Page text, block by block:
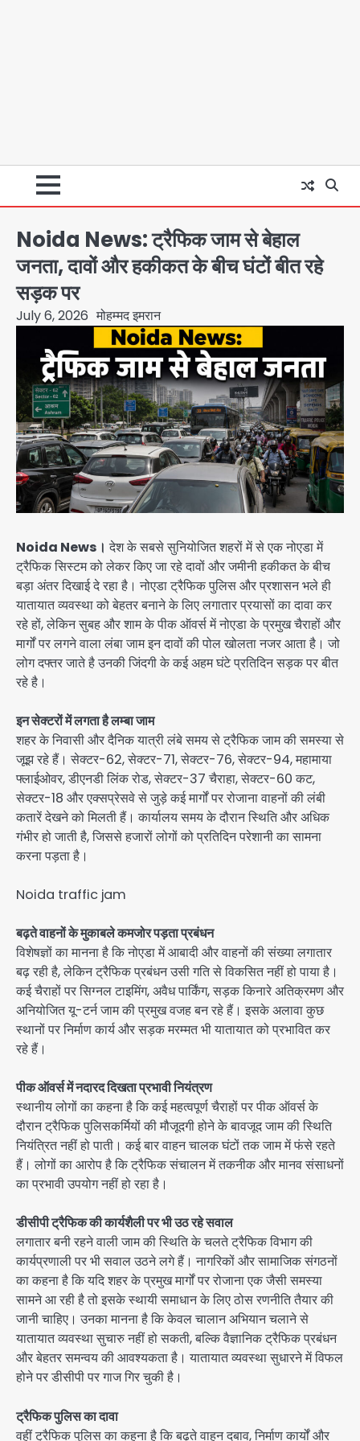
Noida News: ट्रैफिक जाम से बेहाल
जनता, दावों और हकीकत के बीच घंटों बीत रहे
सड़क पर
July 6, 2026 मोहम्मद इमरान
Noida News। देश के सबसे सुनियोजित शहरों में से एक नोएडा में
ट्रैफिक सिस्टम को लेकर किए जा रहे दावों और जमीनी हकीकत के बीच
बड़ा अंतर दिखाई दे रहा है। नोएडा ट्रैफिक पुलिस और प्रशासन भले ही
यातायात व्यवस्था को बेहतर बनाने के लिए लगातार प्रयासों का दावा कर
रहे हों, लेकिन सुबह और शाम के पीक ऑवर्स में नोएडा के प्रमुख चैराहों और
मार्गों पर लगने वाला लंबा जाम इन दावों की पोल खोलता नजर आता है। जो
लोग दफ्तर जाते है उनकी जिंदगी के कई अहम घंटे प्रतिदिन सड़क पर बीत
रहे है।
इन सेक्टरों में लगता है लम्बा जाम
शहर के निवासी और दैनिक यात्री लंबे समय से ट्रैफिक जाम की समस्या से
जूझ रहे हैं। सेक्टर-62, सेक्टर-71, सेक्टर-76, सेक्टर-94, महामाया
फ्लाईओवर, डीएनडी लिंक रोड, सेक्टर-37 चैराहा, सेक्टर-60 कट,
सेक्टर-18 और एक्सप्रेसवे से जुड़े कई मार्गों पर रोजाना वाहनों की लंबी
कतारें देखने को मिलती हैं। कार्यालय समय के दौरान स्थिति और अधिक
गंभीर हो जाती है, जिससे हजारों लोगों को प्रतिदिन परेशानी का सामना
करना पड़ता है।
Noida traffic jam
बढ़ते वाहनों के मुकाबले कमजोर पड़ता प्रबंधन
विशेषज्ञों का मानना है कि नोएडा में आबादी और वाहनों की संख्या लगातार
बढ़ रही है, लेकिन ट्रैफिक प्रबंधन उसी गति से विकसित नहीं हो पाया है।
कई चैराहों पर सिग्नल टाइमिंग, अवैध पार्किंग, सड़क किनारे अतिक्रमण और
अनियोजित यू-टर्न जाम की प्रमुख वजह बन रहे हैं। इसके अलावा कुछ
स्थानों पर निर्माण कार्य और सड़क मरम्मत भी यातायात को प्रभावित कर
रहे हैं।
पीक ऑवर्स में नदारद दिखता प्रभावी नियंत्रण
स्थानीय लोगों का कहना है कि कई महत्वपूर्ण चैराहों पर पीक ऑवर्स के
दौरान ट्रैफिक पुलिसकर्मियों की मौजूदगी होने के बावजूद जाम की स्थिति
नियंत्रित नहीं हो पाती। कई बार वाहन चालक घंटों तक जाम में फंसे रहते
हैं। लोगों का आरोप है कि ट्रैफिक संचालन में तकनीक और मानव संसाधनों
का प्रभावी उपयोग नहीं हो रहा है।
डीसीपी ट्रैफिक की कार्यशैली पर भी उठ रहे सवाल
लगातार बनी रहने वाली जाम की स्थिति के चलते ट्रैफिक विभाग की
कार्यप्रणाली पर भी सवाल उठने लगे हैं। नागरिकों और सामाजिक संगठनों
का कहना है कि यदि शहर के प्रमुख मार्गों पर रोजाना एक जैसी समस्या
सामने आ रही है तो इसके स्थायी समाधान के लिए ठोस रणनीति तैयार की
जानी चाहिए। उनका मानना है कि केवल चालान अभियान चलाने से
यातायात व्यवस्था सुचारु नहीं हो सकती, बल्कि वैज्ञानिक ट्रैफिक प्रबंधन
और बेहतर समन्वय की आवश्यकता है। यातायात व्यवस्था सुधारने में विफल
होने पर डीसीपी पर गाज गिर चुकी है।
ट्रैफिक पुलिस का दावा
वहीं ट्रैफिक पुलिस का कहना है कि बढ़ते वाहन दबाव, निर्माण कार्यों और